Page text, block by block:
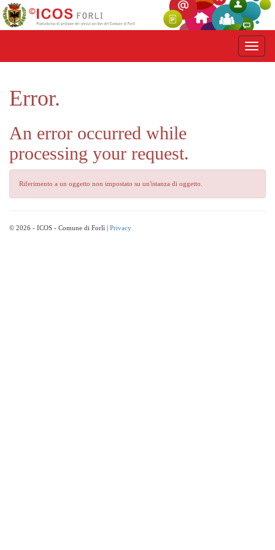
Error.
An error occurred while
processing your request.
Riferimento a un oggetto non impostato su un'istanza di oggetto.
© 2026 - ICOS - Comune di Forlì | Privacy